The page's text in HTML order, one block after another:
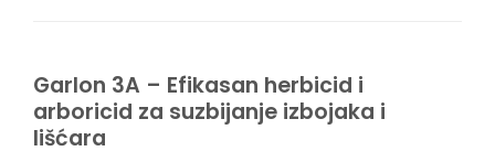
Garlon 3A – Efikasan herbicid i
arboricid za suzbijanje izbojaka i
lišćara